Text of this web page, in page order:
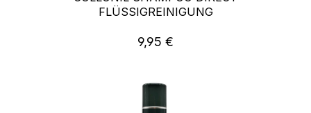
FLÜSSIGREINIGUNG
Regulärer Preis:
9,95 €